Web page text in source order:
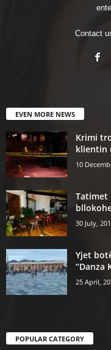
Contact
EVEN MORE NEWS
Krimi
klientin
10
Tatimet
30 July,
Yjet
“Danza
25 April,
POPULAR CATEGORY